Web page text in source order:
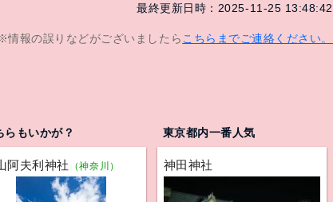
最終更新日時：2025-11-25 13:48:42
情報の誤りなどがございましたら こちらまでご連絡ください。
らもいかが？
阿夫利神社 （神奈川）
東京都内一番人気
神田神社